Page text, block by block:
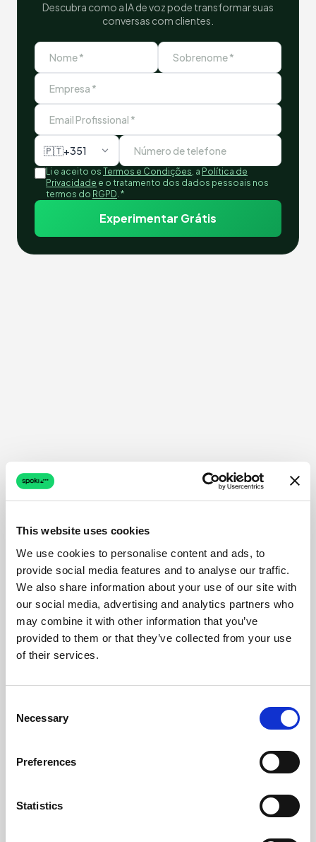
This website uses cookies
We use cookies to personalise content and ads, to
provide social media features and to analyse our traffic.
We also share information about your use of our site with
our social media, advertising and analytics partners who
may combine it with other information that you’ve
provided to them or that they’ve collected from your use
of their services.
Selection
Necessary
Preferences
Statistics
Descubra como a IA de voz pode transformar suas
conversas com clientes.
🇵🇹+351
Li e aceito os Termos e Condições, a Política de
Privacidade e o tratamento dos dados pessoais nos
termos do RGPD. *
Experimentar Grátis